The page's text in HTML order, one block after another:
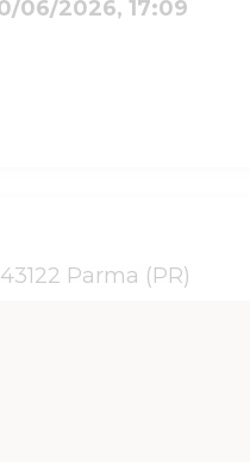
06/2026, 17:09
Parma (PR)